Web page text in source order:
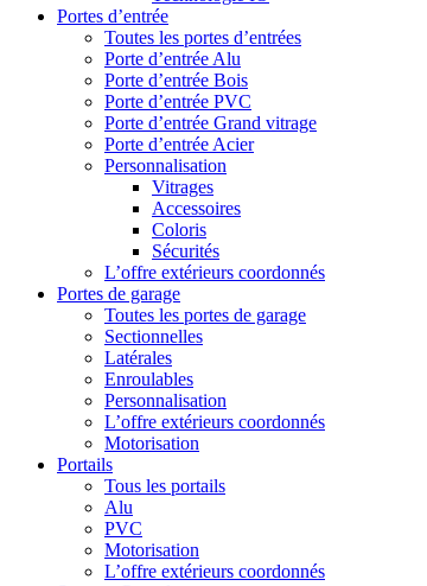
Portes d’entrée
Toutes les portes d’entrées
Porte d’entrée Alu
Porte d’entrée Bois
Porte d’entrée PVC
Porte d’entrée Grand vitrage
Porte d’entrée Acier
Personnalisation
Vitrages
Accessoires
Coloris
Sécurités
L’offre extérieurs coordonnés
Portes de garage
Toutes les portes de garage
Sectionnelles
Latérales
Enroulables
Personnalisation
L’offre extérieurs coordonnés
Motorisation
Portails
Tous les portails
Alu
PVC
Motorisation
L’offre extérieurs coordonnés